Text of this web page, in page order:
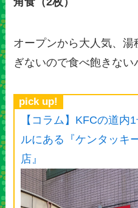
オープンから大人気、
ぎないので食べ飽きない
pick up!
【コラム】KFCの道内
ルにある『ケンタッキ
店』